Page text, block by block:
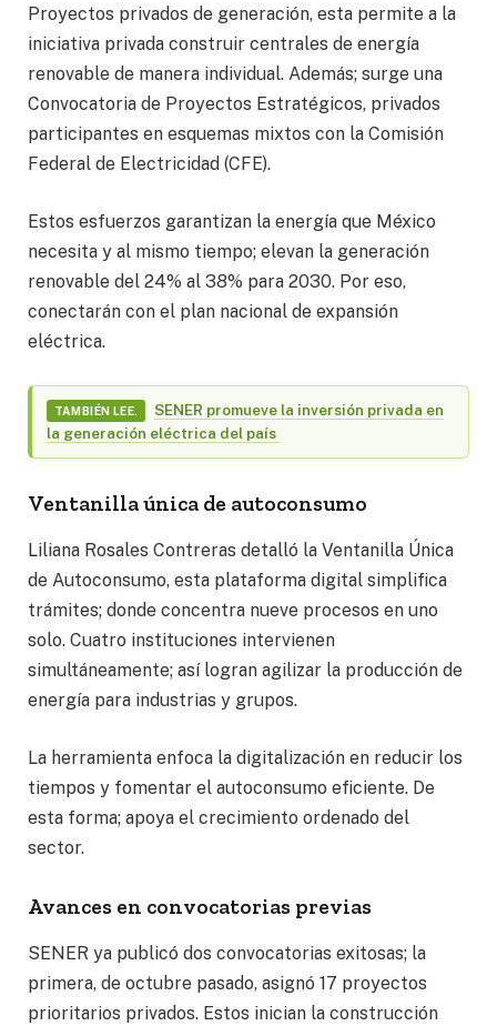
Proyectos privados de generación, esta permite a la
iniciativa privada construir centrales de energía
renovable de manera individual. Además; surge una
Convocatoria de Proyectos Estratégicos, privados
participantes en esquemas mixtos con la Comisión
Federal de Electricidad (CFE).
Estos esfuerzos garantizan la energía que México
necesita y al mismo tiempo; elevan la generación
renovable del 24% al 38% para 2030. Por eso,
conectarán con el plan nacional de expansión
eléctrica.
TAMBIÉN LEE.
SENER promueve la inversión privada en
la generación eléctrica del país
Ventanilla única de autoconsumo
Liliana Rosales Contreras detalló la Ventanilla Única
de Autoconsumo, esta plataforma digital simplifica
trámites; donde concentra nueve procesos en uno
solo. Cuatro instituciones intervienen
simultáneamente; así logran agilizar la producción de
energía para industrias y grupos.
La herramienta enfoca la digitalización en reducir los
tiempos y fomentar el autoconsumo eficiente. De
esta forma; apoya el crecimiento ordenado del
sector.
Avances en convocatorias previas
SENER ya publicó dos convocatorias exitosas; la
primera, de octubre pasado, asignó 17 proyectos
prioritarios privados. Estos inician la construcción